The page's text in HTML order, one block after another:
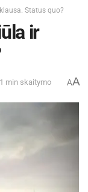
Status quo?
ir
min skaitymo AA